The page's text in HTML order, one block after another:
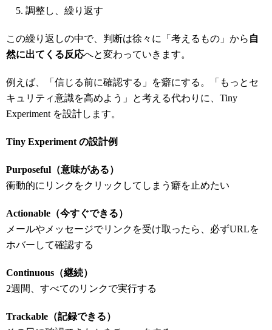
調整し、繰り返す
この繰り返しの中で、判断は徐々に「考えるもの」から 自
然に出てくる反応へと変わっていきます。
例えば、「信じる前に確認する」を癖にする。「もっとセ
キュリティ意識を高めよう」と考える代わりに、Tiny
Experiment を設計します。
Tiny Experiment の設計例
Purposeful （意味がある）
衝動的にリンクをクリックしてしまう癖を止めたい
Actionable （今すぐできる）
メールやメッセージでリンクを受け取ったら、必ずURLを
ホバーして確認する
Continuous （継続）
2週間、すべてのリンクで実行する
Trackable （記録できる）